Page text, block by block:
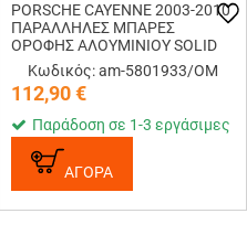
PORSCHE CAYENNE 2003-2010
ΠΑΡΑΛΛΗΛΕΣ ΜΠΑΡΕΣ
ΟΡΟΦΗΣ ΑΛΟΥΜΙΝΙΟΥ SOLID
OMTEC - 2 TEM.
Κωδικός: am-5801933/OM
112,90€
Παράδοση σε 1-3 εργάσιμες
ΑΓΟΡΑ